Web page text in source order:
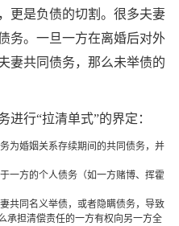
更是负债的切割。很多夫妻
务。一旦一方在离婚后对外
妻共同债务，那么未举债的
行“拉清单式”的界定：
为婚姻关系存续期间的共同债务，并
一方的个人债务（如一方赌博、挥霍
共同名义举债，或者隐瞒债务，导致
承担清偿责任的一方有权向另一方全